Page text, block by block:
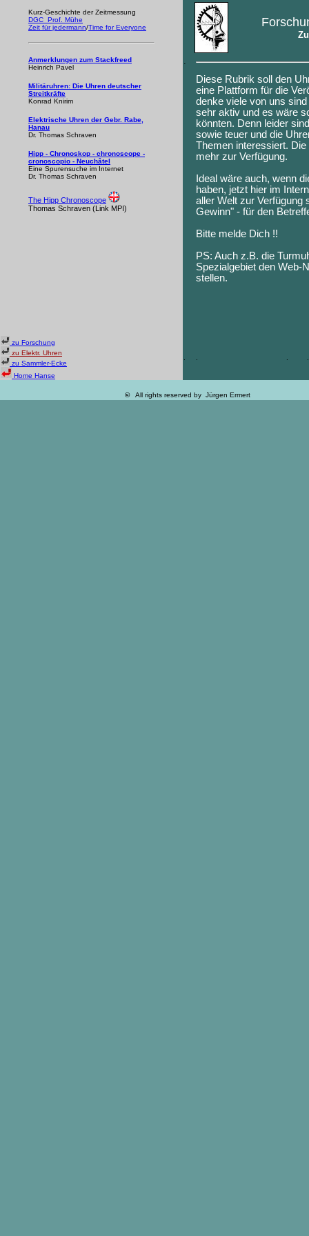
Kurz-Geschichte der Zeitmessung
DGC Prof. Mühe
Zeit für jedermann/Time for Everyone
Anmerklungen zum Stackfreed
Heinrich Pavel
Militäruhren: Die Uhren deutscher
Streitkräfte
Konrad Knirim
Elektrische Uhren der Gebr. Rabe,
Hanau
Dr. Thomas Schraven
Hipp - Chronoskop - chronoscope -
cronoscopio - Neuchâtel
Eine Spurensuche im Internet
Dr. Thomas Schraven
The Hipp Chronoscope
Thomas Schraven (Link MPI)
.
Diese Rubrik soll den
eine Plattform für die
denke viele von uns
sehr aktiv und es wäre
könnten. Denn leider
sowie teuer und die
Themen interessiert.
mehr zur Verfügung.
Ideal wäre auch, wenn
haben, jetzt hier im
aller Welt zur Verfügung
Gewinn" - für den
Bitte melde Dich !!
PS: Auch z.B. die
Spezialgebiet den Web-
stellen.
zu Forschung
zu Elektr. Uhren
zu Sammler-Ecke
Home Hanse
©All rights reserved by Jürgen Ermert